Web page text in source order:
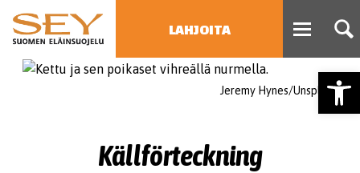
LAHJOITA
HAE
Jeremy Hynes/Unsplash
Källförteckning